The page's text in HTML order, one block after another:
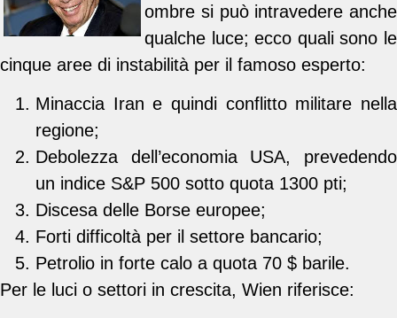
ombre si può intravedere anche
qualche luce; ecco quali sono le
cinque aree di instabilità per il famoso esperto:
Minaccia Iran e quindi conflitto militare nella
regione;
Debolezza dell’economia USA, prevedendo
un indice S&P 500 sotto quota 1300 pti;
Discesa delle Borse europee;
Forti difficoltà per il settore bancario;
Petrolio in forte calo a quota 70 $ barile.
Per le luci o settori in crescita, Wien riferisce: